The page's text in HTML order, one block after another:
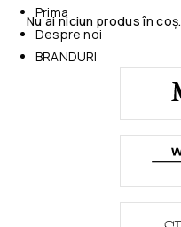
Nu ai niciun produs în coș.
Prima
Despre noi
BRANDURI